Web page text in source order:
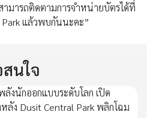
ามารถติดตามการจำหน่ายบัตรได้ที่
Park แล้วพบกันนะคะ”
นใจ